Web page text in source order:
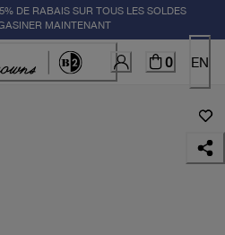
DE RABAIS SUR TOUS LES SOLDES
MAINTENANT
0 EN